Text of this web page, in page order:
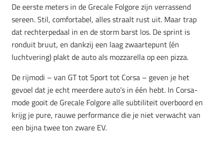
De eerste meters in de Grecale Folgore zijn verrassend
sereen. Stil, comfortabel, alles straalt rust uit. Maar trap
dat rechterpedaal in en de storm barst los. De sprint is
ronduit bruut, en dankzij een laag zwaartepunt (én
luchtvering) plakt de auto als mozzarella op een pizza.
De rijmodi – van GT tot Sport tot Corsa – geven je het
gevoel dat je echt meerdere auto’s in één hebt. In Corsa-
mode gooit de Grecale Folgore alle subtiliteit overboord en
krijg je pure, rauwe performance die je niet verwacht van
een bijna twee ton zware EV.